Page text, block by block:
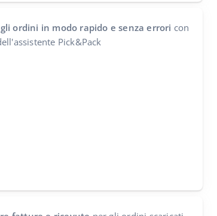
ordini in modo rapido e senza errori con
Pick&Pack